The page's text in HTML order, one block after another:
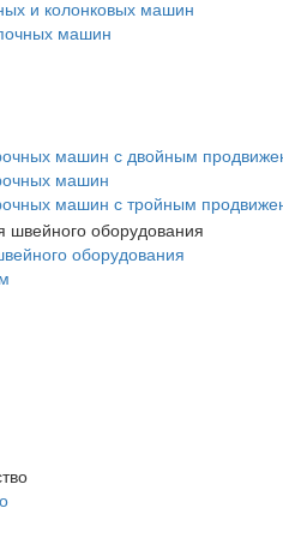
и колонковых машин
машин
машин с двойным
машин
машин с тройным
оборудования